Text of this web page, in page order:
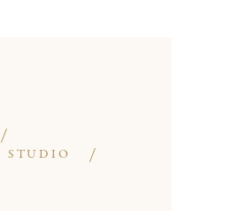
STUDIO